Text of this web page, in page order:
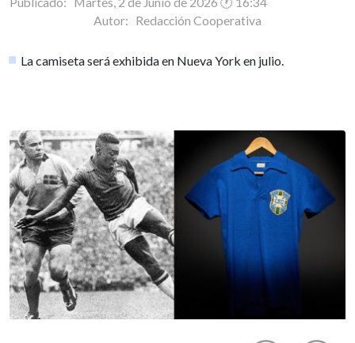
Autor: Redacción Cooperativa
La camiseta será exhibida en Nueva York en julio.